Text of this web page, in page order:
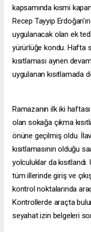
kapsamında kısmi
Recep Tayyip
uygulanacak olan ek
yürürlüğe kondu. Hafta
kısıtlaması aynen
uygulanan kısıtlamada
Ramazanın ilk iki
olan sokağa çıkma
önüne geçilmiş oldu.
kısıtlamasının olduğu
yolculuklar da
tüm illerinde giriş ve
kontrol noktalarında
Kontrollerde araçta
seyahat izin belgeleri